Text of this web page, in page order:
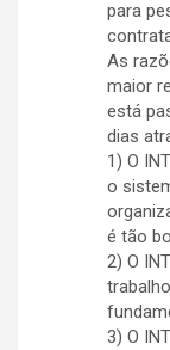
para
As
maior
está
dias
1) O
o
é tão
2) O
3) O